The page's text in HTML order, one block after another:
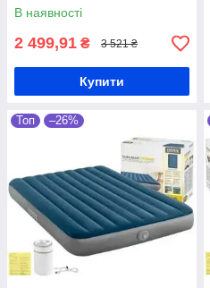
В наявності
2 499,91 ₴ 3 521 ₴
Купити
Топ –26%